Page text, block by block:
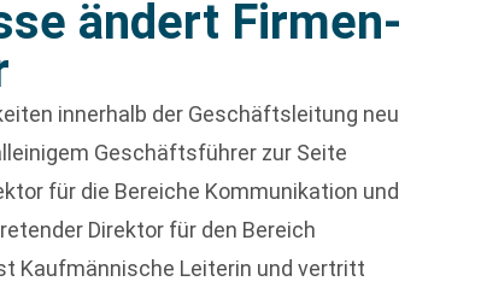
ändert Firmen-
innerhalb der Geschäftsleitung neu
Geschäftsführer zur Seite
für die Bereiche Kommunikation und
Direktor für den Bereich
Kaufmännische Leiterin und vertritt